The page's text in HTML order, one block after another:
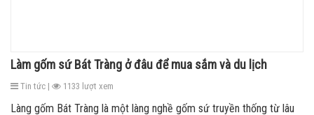
Làm gốm sứ Bát Tràng ở đâu để mua sắm và du lịch
Tin tức | 1133 lượt xem
Làng gốm Bát Tràng là một làng nghề gốm sứ truyền thống từ lâu